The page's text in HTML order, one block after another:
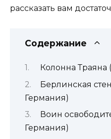
рассказать вам
Содержание
Колонна Траяна
Берлинская
Германия)
Воин
Германия)